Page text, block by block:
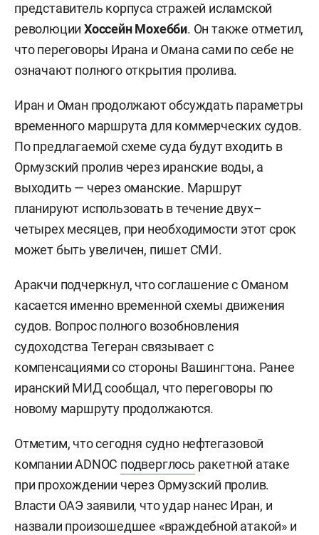
представитель корпуса стражей исламской
революцииХоссейн Мохебби. Он также отметил,
что переговоры Ирана и Омана сами по себе не
означают полного открытия пролива.
Иран и Оман продолжают обсуждать параметры
временного маршрута для коммерческих судов.
По предлагаемой схеме суда будут входить в
Ормузский пролив через иранские воды, а
выходить — через оманские. Маршрут
планируют использовать в течение двух–
четырех месяцев, при необходимости этот срок
может быть увеличен, пишет СМИ.
Аракчи подчеркнул, что соглашение с Оманом
касается именно временной схемы движения
судов. Вопрос полного возобновления
судоходства Тегеран связывает с
компенсациями со стороны Вашингтона. Ранее
иранский МИД сообщал, что переговоры по
новому маршруту продолжаются.
Отметим, что сегодня судно нефтегазовой
компании ADNOC подверглось ракетной атаке
при прохождении через Ормузский пролив.
Власти ОАЭ заявили, что удар нанес Иран, и
назвали произошедшее «враждебной атакой» и